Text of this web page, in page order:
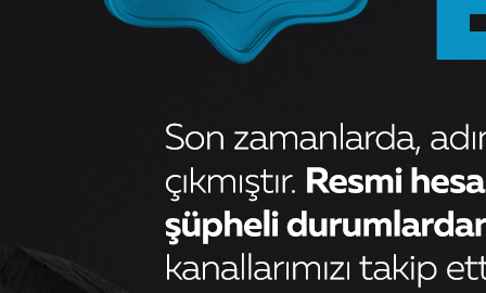
ARKA SASI AMORTISOR
MERCEDES AXOR- ACTROS
1831-1835 -1840-1843-1853-